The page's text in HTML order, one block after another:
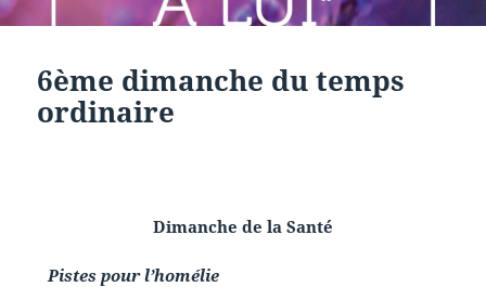
6ème dimanche du temps
ordinaire
Dimanche de la Santé
Pistes pour l’homélie